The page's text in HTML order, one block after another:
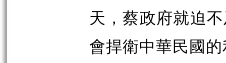
天，蔡政府就迫
會捍衛中華民國